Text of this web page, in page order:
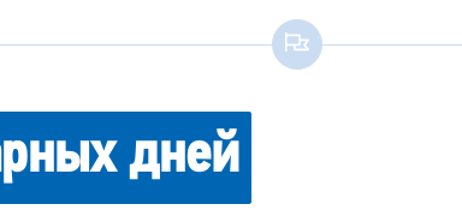
дней